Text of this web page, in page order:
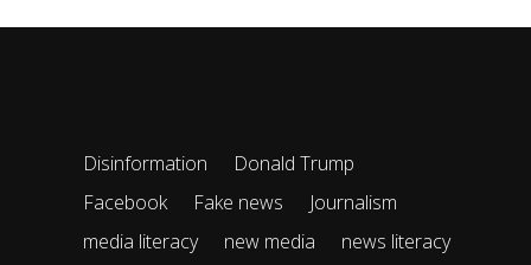
Disinformation
Donald Trump
Facebook
Fake news
Journalism
media literacy
new media
news literacy